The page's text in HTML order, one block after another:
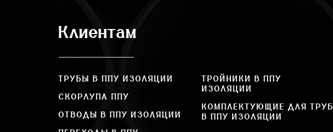
Клиентам
ТРУБЫ В ППУ ИЗОЛЯЦИИ
СКОРЛУПА ППУ
ОТВОДЫ В ППУ ИЗОЛЯЦИИ
ТРОЙНИКИ В ППУ
ИЗОЛЯЦИИ
КОМПЛЕКТУЮЩИЕ ДЛЯ ТРУБ
В ППУ ИЗОЛЯЦИИ